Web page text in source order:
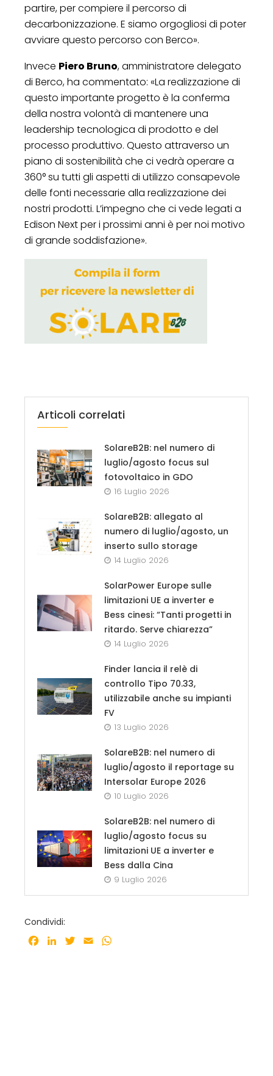
partire, per compiere il percorso di
decarbonizzazione. E siamo orgogliosi di poter
avviare questo percorso con Berco».
Invece Piero Bruno, amministratore delegato
di Berco, ha commentato: «La realizzazione di
questo importante progetto è la conferma
della nostra volontà di mantenere una
leadership tecnologica di prodotto e del
processo produttivo. Questo attraverso un
piano di sostenibilità che ci vedrà operare a
360° su tutti gli aspetti di utilizzo consapevole
delle fonti necessarie alla realizzazione dei
nostri prodotti. L’impegno che ci vede legati a
Edison Next per i prossimi anni è per noi motivo
di grande soddisfazione».
Articoli correlati
SolareB2B: nel numero di
luglio/agosto focus sul
fotovoltaico in GDO
16 Luglio 2026
SolareB2B: allegato al
numero di luglio/agosto, un
inserto sullo storage
14 Luglio 2026
SolarPower Europe sulle
limitazioni UE a inverter e
Bess cinesi: “Tanti progetti in
ritardo. Serve chiarezza”
14 Luglio 2026
Finder lancia il relè di
controllo Tipo 70.33,
utilizzabile anche su impianti
FV
13 Luglio 2026
SolareB2B: nel numero di
luglio/agosto il reportage su
Intersolar Europe 2026
10 Luglio 2026
SolareB2B: nel numero di
luglio/agosto focus su
limitazioni UE a inverter e
Bess dalla Cina
9 Luglio 2026
Condividi:
Facebook
LinkedInTwitter
Email